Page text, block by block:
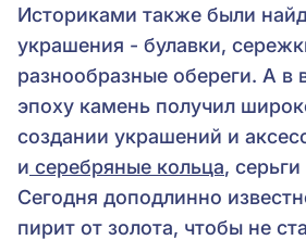
Историками также были
украшения - булавки,
разнообразные обереги. А в
эпоху камень получил
создании украшений и
и серебряные кольца,
Сегодня доподлинно
пирит от золота, чтобы не